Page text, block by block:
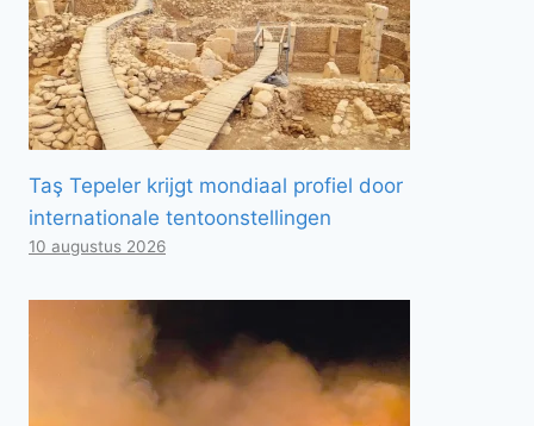
Taş Tepeler krijgt mondiaal profiel door
internationale tentoonstellingen
10 augustus 2026